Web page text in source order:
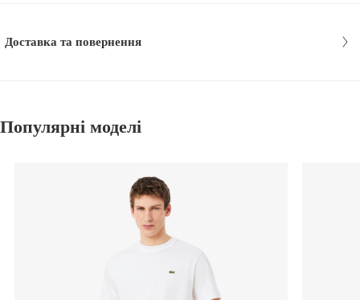
Доставка та повернення
Популярні моделі